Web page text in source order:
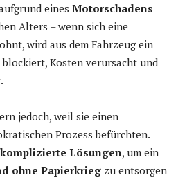
eines Motorschadens
Alters – wenn sich eine
wird aus dem Fahrzeug ein
blockiert, Kosten verursacht und
jedoch, weil sie einen
Prozess befürchten.
Lösungen, um ein
ohne Papierkrieg zu entsorgen